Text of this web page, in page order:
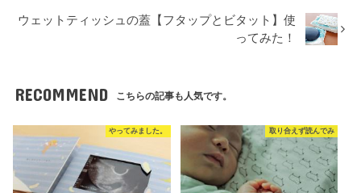
ウェットティッシュの蓋【フタップとビタット】使
ってみた！
RECOMMEND こちらの記事も人気です。
やってみました。 取り合えず読んでみ